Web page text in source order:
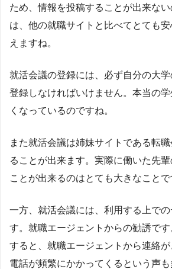
ため、情報を投稿することが出来な
は、他の就職サイトと比べてとても
えますね。
就活会議の登録には、必ず自分の大
登録しなければいけません。本当の
くなっているのですね。
また就活会議は姉妹サイトである転
ることが出来ます。実際に働いた先輩
ことが出来るのはとても大きなことで
一方、就活会議には、利用する上で
す。就職エージェントからの勧誘で
すると、就職エージェントから連絡が
電話が頻繁にかかってくるという声